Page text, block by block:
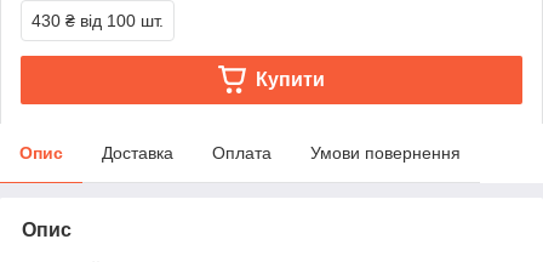
430 ₴ від 100 шт.
Купити
Опис Доставка Оплата Умови повернення
Опис